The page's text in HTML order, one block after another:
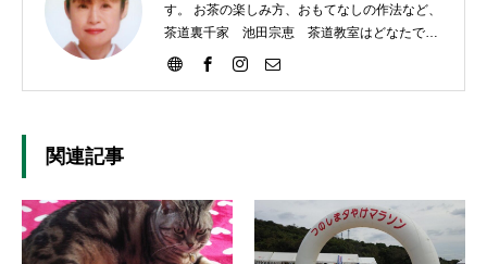
す。 お茶の楽しみ方、おもてなしの作法など、
茶道裏千家 池田宗恵 茶道教室はどなたでも
ご参加いただけます。
関連記事